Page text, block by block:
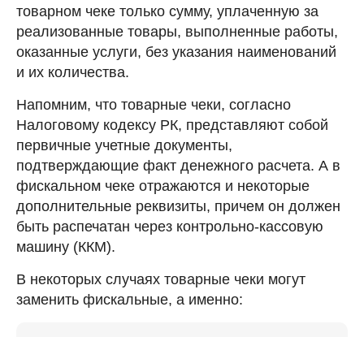
товарном чеке только сумму, уплаченную за
реализованные товары, выполненные работы,
оказанные услуги, без указания наименований
и их количества.
Напомним, что товарные чеки, согласно
Налоговому кодексу РК, представляют собой
первичные учетные документы,
подтверждающие факт денежного расчета. А в
фискальном чеке отражаются и некоторые
дополнительные реквизиты, причем он должен
быть распечатан через контрольно-кассовую
машину (ККМ).
В некоторых случаях товарные чеки могут
заменить фискальные, а именно: